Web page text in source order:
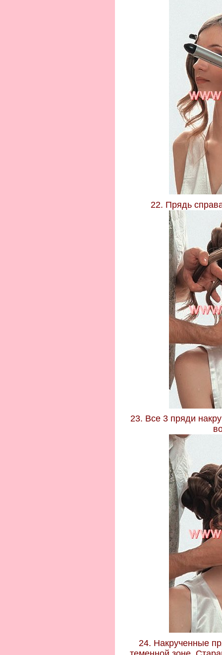
22. Прядь
23. Все 3 пряди
24. Накрученные